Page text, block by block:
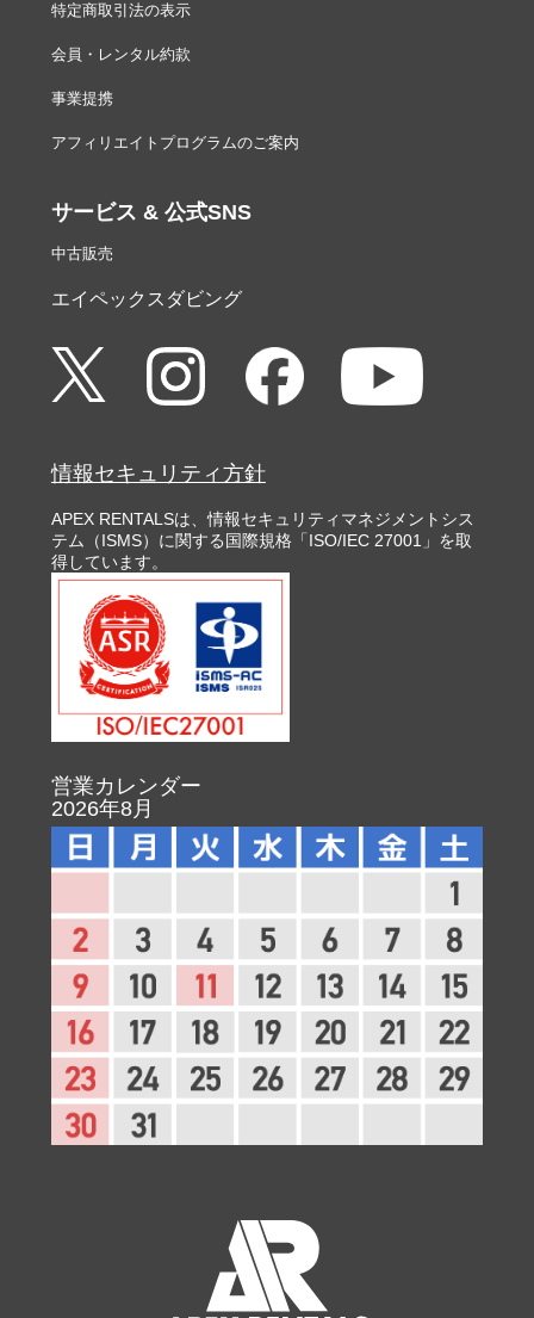
特定商取引法の表示
会員・レンタル約款
事業提携
アフィリエイトプログラムのご案内
サービス & 公式SNS
中古販売
エイペックスダビング
情報セキュリティ方針
APEX RENTALSは、情報セキュリティマネジメントシス
テム（ISMS）に関する国際規格「ISO/IEC 27001」を取
得しています。
営業カレンダー
2026年8月